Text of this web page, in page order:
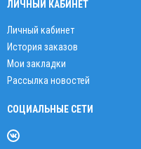
ЛИЧНЫЙ КАБИНЕТ
Личный кабинет
История заказов
Мои закладки
Рассылка новостей
СОЦИАЛЬНЫЕ СЕТИ